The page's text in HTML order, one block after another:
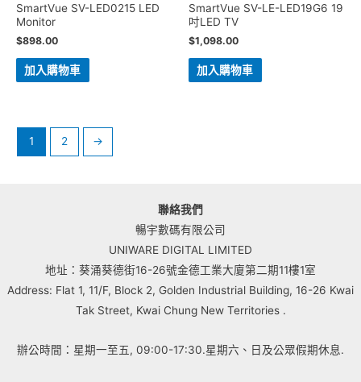
SmartVue SV-LED0215 LED
Monitor
$898.00
加入購物車
SmartVue SV-LE-LED19G6 19
吋LED TV
$1,098.00
加入購物車
1 2 →
聯絡我們
暢宇數碼有限公司
UNIWARE DIGITAL LIMITED
地址：葵涌葵德街16-26號金德工業大廈第二期11樓1室
Address: Flat 1, 11/F, Block 2, Golden Industrial Building, 16-26 Kwai
Tak Street, Kwai Chung New Territories .
辦公時間：星期一至五, 09:00-17:30.星期六、日及公眾假期休息.